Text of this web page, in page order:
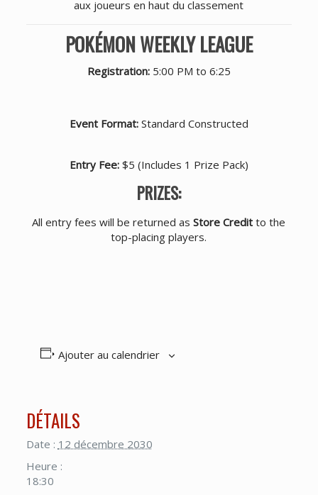
aux joueurs en haut du classement
POKÉMON WEEKLY LEAGUE
Registration:5:00 PM to 6:25
Event Format:Standard Constructed
Entry Fee:$5 (Includes 1 Prize Pack)
PRIZES:
All entry fees will be returned asStore Credit to the
top-placing players.
Ajouter au calendrier
DÉTAILS
Date : 12 décembre 2030
Heure :
18:30